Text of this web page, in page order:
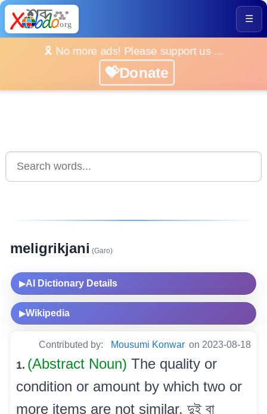
☰
🎗️ No more ads! Please support us ...
💝Donate
meligrikjani (Garo)
▶AI Dictionary Details
▶Wikipedia
Contributed by: Mousumi Konwar on 2023-08-18
1. (Abstract Noun) The quality or
condition or amount by which two or
more items are not similar. দুই বা